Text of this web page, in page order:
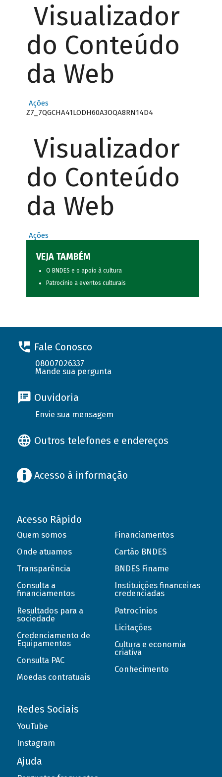
Visualizador
do Conteúdo
da Web
Ações
Z7_7QGCHA41LODH60A3OQA8RN14D4
Visualizador
do Conteúdo
da Web
Ações
VEJA TAMBÉM
O BNDES e o apoio à cultura
Patrocínio a eventos culturais
Fale Conosco
08007026337
Mande sua pergunta
Ouvidoria
Envie sua mensagem
Outros telefones e endereços
Acesso à informação
Acesso Rápido
Quem somos
Onde atuamos
Transparência
Consulta a
financiamentos
Resultados para a
sociedade
Credenciamento de
Equipamentos
Consulta PAC
Moedas contratuais
Financiamentos
Cartão BNDES
BNDES Finame
Instituições financeiras
credenciadas
Patrocínios
Licitações
Cultura e economia
criativa
Conhecimento
Redes Sociais
YouTube
Instagram
Ajuda